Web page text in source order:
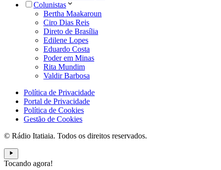
Colunistas
Bertha Maakaroun
Ciro Dias Reis
Direto de Brasília
Edilene Lopes
Eduardo Costa
Poder em Minas
Rita Mundim
Valdir Barbosa
Política de Privacidade
Portal de Privacidade
Política de Cookies
Gestão de Cookies
© Rádio Itatiaia. Todos os direitos reservados.
Tocando agora!